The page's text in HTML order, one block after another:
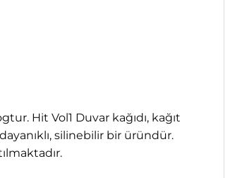
Hit Vol1 Duvar kağıdı, kağıt
silinebilir bir üründür.